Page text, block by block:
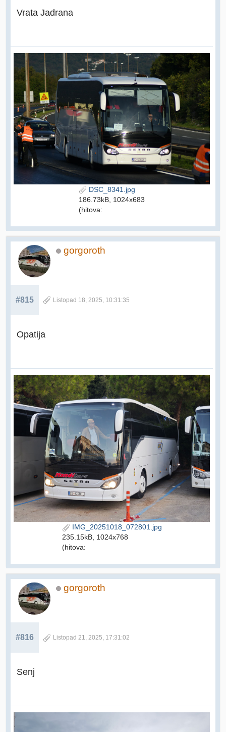
Vrata Jadrana
DSC_8341.jpg
186.73kB, 1024x683
(hitova:
gorgoroth
#815 Listopad 18, 2025, 10:31:35
Opatija
IMG_20251018_072801.jpg
235.15kB, 1024x768
(hitova:
gorgoroth
#816 Listopad 21, 2025, 17:31:02
Senj